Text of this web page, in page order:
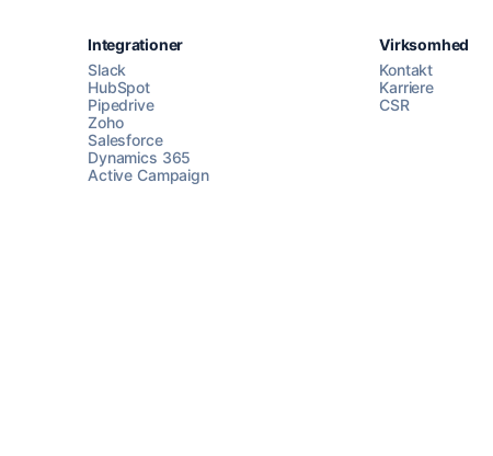
Integrationer
Slack
HubSpot
Pipedrive
Zoho
Salesforce
Dynamics 365
Active Campaign
Virksomhed
Kontakt
Karriere
CSR